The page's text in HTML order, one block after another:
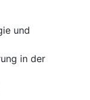
und
in der